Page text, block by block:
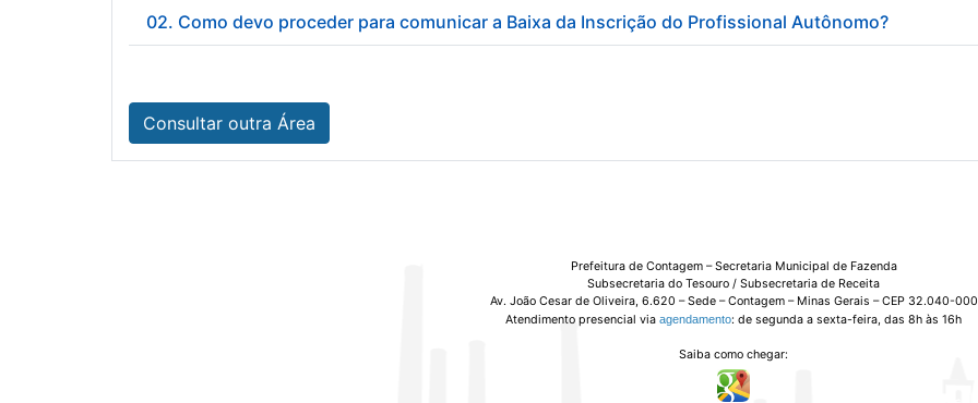
02. Como devo proceder para comunicar a Baixa da Inscrição do Profissional Autônomo?
Consultar outra Área
Prefeitura de Contagem – Secretaria Municipal de Fazenda
Subsecretaria do Tesouro / Subsecretaria de Receita
Av. João Cesar de Oliveira, 6.620 – Sede – Contagem – Minas Gerais – CEP 32.040-000
Atendimento presencial via agendamento: de segunda a sexta-feira, das 8h às 16h
Saiba como chegar: